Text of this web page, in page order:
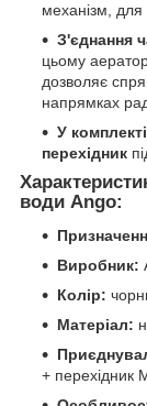
механізм, для
З'єднання
цьому
дозволяє
напрямках
У
перехідник
води Ango:
Виробник:
Колір:
Матеріал:
+ перехідник